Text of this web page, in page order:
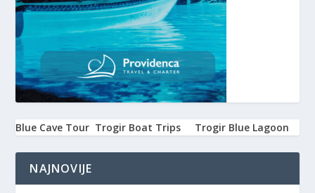
Blue Cave Tour Trogir Boat Trips Trogir Blue Lagoon
NAJNOVIJE